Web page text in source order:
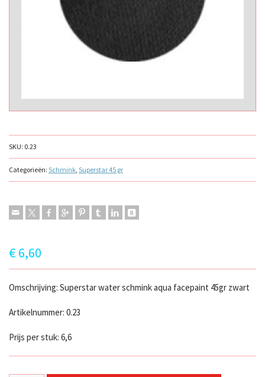
SKU: 0.23
Categorieën: Schmink, Superstar 45 gr
€6,60
Omschrijving: Superstar water schmink aqua facepaint 45gr zwart
Artikelnummer: 0.23
Prijs per stuk: 6,6